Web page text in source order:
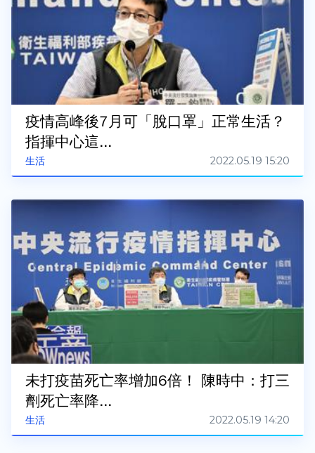
生活
疫情高峰後7月可「脫口罩」正常生活？
指揮中心這...
2022.05.19 15:20
生活
未打疫苗死亡率增加6倍！ 陳時中：打三
劑死亡率降...
2022.05.19 14:20